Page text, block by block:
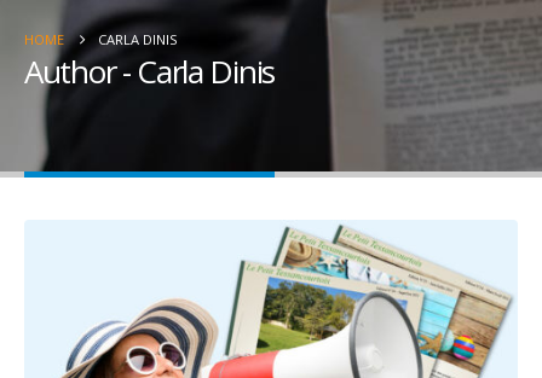
HOME CARLA DINIS
Author - Carla Dinis